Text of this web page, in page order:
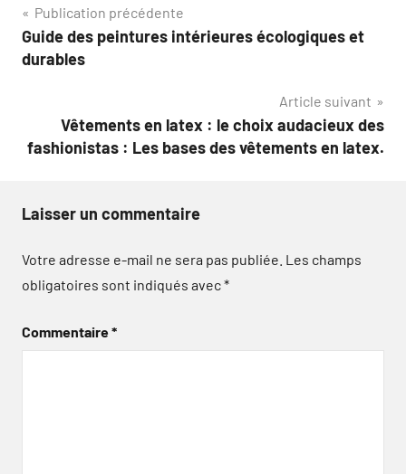
Navigation
de
Publication précédente
Guide des peintures intérieures écologiques et
durables
Article suivant
Vêtements en latex : le choix audacieux des
fashionistas : Les bases des vêtements en latex.
Laisser un commentaire
Votre adresse e-mail ne sera pas publiée. Les champs
obligatoires sont indiqués avec*
Commentaire*